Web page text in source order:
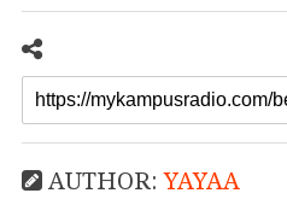
AUTHOR:YAYAA